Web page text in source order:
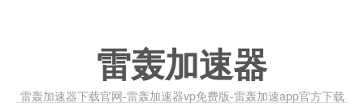
雷轰加速器
雷轰加速器下载官网-雷轰加速器vp免费版-雷轰加速app官方下载